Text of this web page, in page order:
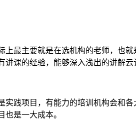
上最主要就是在选机构的老师，也
讲课的经验，能够深入浅出的讲解
实践项目，有能力的培训机构会和
也是一大成本。